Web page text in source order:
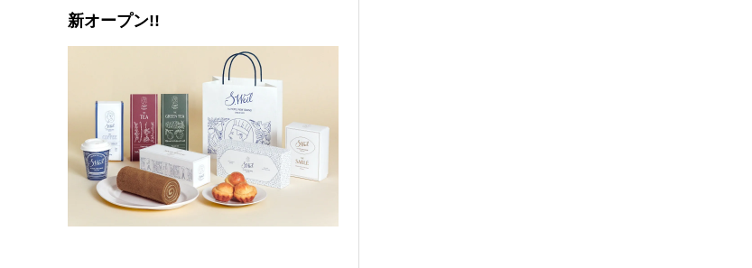
新オープン!!